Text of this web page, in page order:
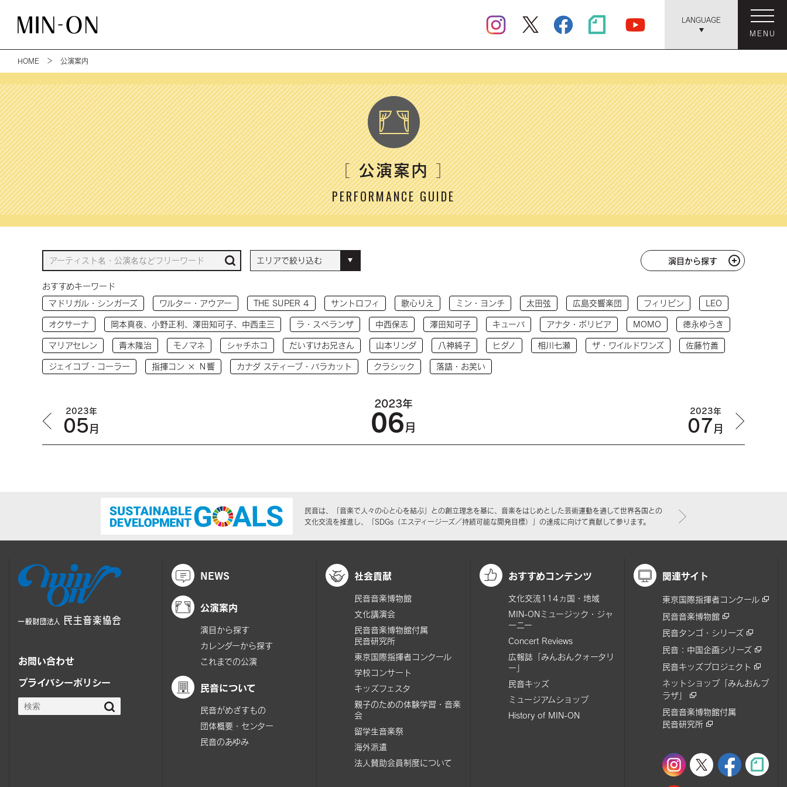
LANGUAGE
MENU
HOME ＞ 公演案内
［公演案内］
PERFORMANCE GUIDE
演目から探す
おすすめキーワード
マドリガル・シンガーズ
ワルター・アウアー THE SUPER 4 サントロフィ 歌心りえ ミン・ヨンチ 太田弦 広島交響楽団 フィリピン LEO
オクサーナ 岡本真夜、小野正利、澤田知可子、中西圭三 ラ・スペランザ 中西保志 澤田知可子 キューバ アナタ・ボリビア MOMO 徳永ゆうき
マリアセレン 青木隆治 モノマネ シャチホコ だいすけお兄さん 山本リンダ 八神純子 ヒダノ 相川七瀬 ザ・ワイルドワンズ 佐藤竹善
ジェイコブ・コーラー 指揮コン × Ｎ響 カナダ スティーブ・バラカット クラシック 落語・お笑い
2023年
05月
2023年
06月
2023年
07月
民音は、「音楽で人々の心と心を結ぶ」との創立理念を基に、音楽をはじめとした芸術運動を通して世界各国との
文化交流を推進し、「SDGs（エスディージーズ／持続可能な開発目標）」の達成に向けて貢献して参ります。
お問い合わせ
プライバシーポリシー
NEWS
公演案内
演目から探す
カレンダーから探す
これまでの公演
民音について
民音がめざすもの
団体概要・センター
民音のあゆみ
社会貢献
民音音楽博物館
文化講演会
民音音楽博物館付属
民音研究所
東京国際指揮者コンクール
学校コンサート
キッズフェスタ
親子のための体験学習・音楽
会
留学生音楽祭
海外派遣
法人賛助会員制度について
おすすめコンテンツ
文化交流114ヵ国・地域
MIN-ONミュージック・ジャ
ーニー
Concert Reviews
広報誌「みんおんクォータリ
ー」
民音キッズ
ミュージアムショップ
History of MIN-ON
関連サイト
東京国際指揮者コンクール
民音音楽博物館
民音タンゴ・シリーズ
民音：中国企画シリーズ
民音キッズプロジェクト
ネットショップ「みんおんプ
ラザ」
民音音楽博物館付属
民音研究所